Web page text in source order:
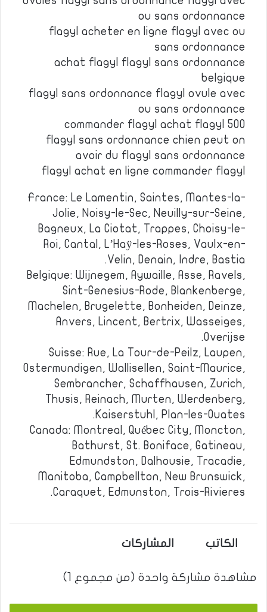
ou sans ordonnance
flagyl acheter en ligne flagyl avec ou
sans ordonnance
achat flagyl flagyl sans ordonnance
belgique
flagyl sans ordonnance flagyl ovule avec
ou sans ordonnance
commander flagyl achat flagyl 500
flagyl sans ordonnance chien peut on
avoir du flagyl sans ordonnance
flagyl achat en ligne commander flagyl
France: Le Lamentin, Saintes, Mantes-la-
Jolie, Noisy-le-Sec, Neuilly-sur-Seine,
Bagneux, La Ciotat, Trappes, Choisy-le-
Roi, Cantal, L’Haÿ-les-Roses, Vaulx-en-
Velin, Denain, Indre, Bastia.
Belgique: Wijnegem, Aywaille, Asse, Ravels,
Sint-Genesius-Rode, Blankenberge,
Machelen, Brugelette, Bonheiden, Deinze,
Anvers, Lincent, Bertrix, Wasseiges,
Overijse.
Suisse: Rue, La Tour-de-Peilz, Laupen,
Ostermundigen, Wallisellen, Saint-Maurice,
Sembrancher, Schaffhausen, Zurich,
Thusis, Reinach, Murten, Werdenberg,
Kaiserstuhl, Plan-les-Ouates.
Canada: Montreal, Québec City, Moncton,
Bathurst, St. Boniface, Gatineau,
Edmundston, Dalhousie, Tracadie,
Manitoba, Campbellton, New Brunswick,
Caraquet, Edmunston, Trois-Rivieres.
الكاتب المشاركات
مشاهدة مشاركة واحدة (من مجموع 1)